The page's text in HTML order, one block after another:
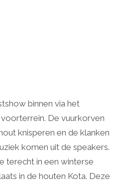
binnen via het
De vuurkorven
knisperen en de klanken
komen uit de speakers.
terecht in een winterse
in de houten Kota. Deze